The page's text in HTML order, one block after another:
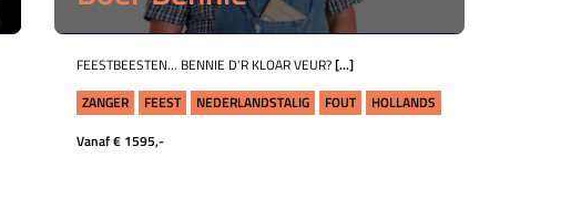
FEESTBEESTEN... BENNIE D'R KLOAR VEUR?[...]
ZANGER
FEEST NEDERLANDSTALIG FOUT
HOLLANDS
Vanaf € 1595,-